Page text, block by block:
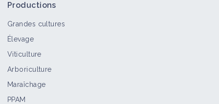
Productions
Grandes cultures
Élevage
Viticulture
Arboriculture
Maraîchage
PPAM